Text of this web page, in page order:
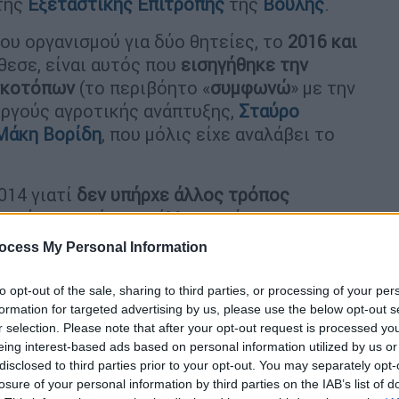
My Personal Information
opt-out of the sale, sharing to third parties, or processing of your
for targeted advertising by us, please use the below opt-out
selection. Please note that after your opt-out request is processed
interest-based ads based on personal information utilized by us
to third parties prior to your opt-out. You may separately
of your personal information by third parties on the IAB’s list of
οργανισμού για δύο θητείες, το 2016 και
είναι αυτός που εισηγήθηκε την
(το περιβόητο «συμφωνώ» με την
αγροτικής ανάπτυξης, Σταύρο
Βορίδη, που μόλις είχε αναλάβει το
γιατί δεν υπήρχε άλλος τρόπος
έναν νομό στον άλλον, υπήρχε
είπε. Βασικό και κομβικό πρόβλημα
τα ΚΥΔ (Κέντρα Υποδοχής
απόσβεσης ανεργίας γεωπόνων. Έχει
εκεί που θέλαμε 200-250 είχαμε στο
διαγωνισμούς οδήγησε σε παραβατικά
μπορείς να έχεις ένα κτηνοτροφικό
υπάρχει ΚΥΔ, στο Γαϊδουρονήσι και